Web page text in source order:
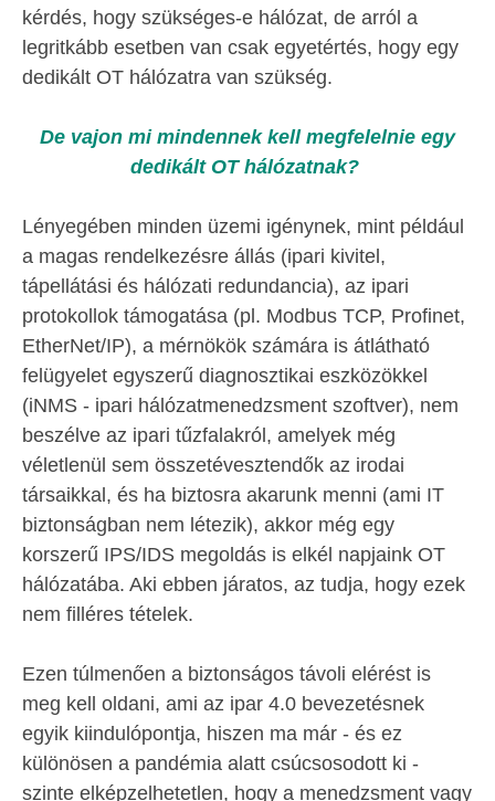
kérdés, hogy szükséges-e hálózat, de arról a
legritkább esetben van csak egyetértés, hogy egy
dedikált OT hálózatra van szükség.
De vajon mi mindennek kell megfelelnie egy
dedikált OT hálózatnak?
Lényegében minden üzemi igénynek, mint például
a magas rendelkezésre állás (ipari kivitel,
tápellátási és hálózati redundancia), az ipari
protokollok támogatása (pl. Modbus TCP, Profinet,
EtherNet/IP), a mérnökök számára is átlátható
felügyelet egyszerű diagnosztikai eszközökkel
(iNMS - ipari hálózatmenedzsment szoftver), nem
beszélve az ipari tűzfalakról, amelyek még
véletlenül sem összetévesztendők az irodai
társaikkal, és ha biztosra akarunk menni (ami IT
biztonságban nem létezik), akkor még egy
korszerű IPS/IDS megoldás is elkél napjaink OT
hálózatába. Aki ebben járatos, az tudja, hogy ezek
nem filléres tételek.
Ezen túlmenően a biztonságos távoli elérést is
meg kell oldani, ami az ipar 4.0 bevezetésnek
egyik kiindulópontja, hiszen ma már - és ez
különösen a pandémia alatt csúcsosodott ki -
szinte elképzelhetetlen, hogy a menedzsment vagy